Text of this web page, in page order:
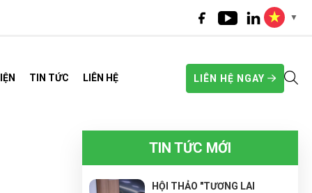
▼
TIN TỨC LIÊN HỆ LIÊN HỆ NGAY
TIN TỨC MỚI
HỘI THẢO "TƯƠNG LAI